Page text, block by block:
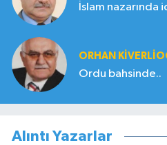
İslam nazarında
ORHAN
Ordu bahsinde..
Alıntı Yazarlar